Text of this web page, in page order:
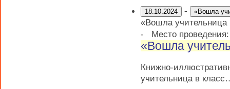
18.10.2024 - «Вошла
«Вошла
-
Место
«Вошла
Книжно-
учительница в